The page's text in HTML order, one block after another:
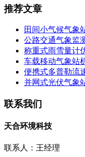
推荐文章
田间小气候气象
公路交通气象监
称重式雨雪量计
车载移动气象站
便携式多普勒流
并网式光伏气象
联系我们
天合环境科技
联系人：王经理